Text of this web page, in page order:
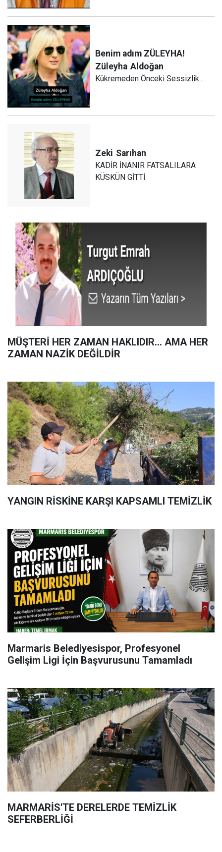
Benim adım ZÜLEYHA!
Züleyha Aldoğan
Kükremeden Önceki Sessizlik...
Zeki Sarıhan
KADİR İNANIR FATSALILARA
KÜSKÜN GİTTİ
MÜŞTERİ HER ZAMAN HAKLIDIR… AMA HER
ZAMAN NAZİK DEĞİLDİR
YANGIN RİSKİNE KARŞI KAPSAMLI TEMİZLİK
Marmaris Belediyesispor, Profesyonel
Gelişim Ligi İçin Başvurusunu Tamamladı
MARMARİS'TE DERELERDE TEMİZLİK
SEFERBERLİĞİ